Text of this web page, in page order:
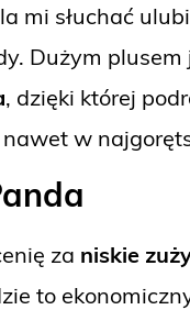
mi słuchać
Dużym plusem
, dzięki której
w
za niskie
to